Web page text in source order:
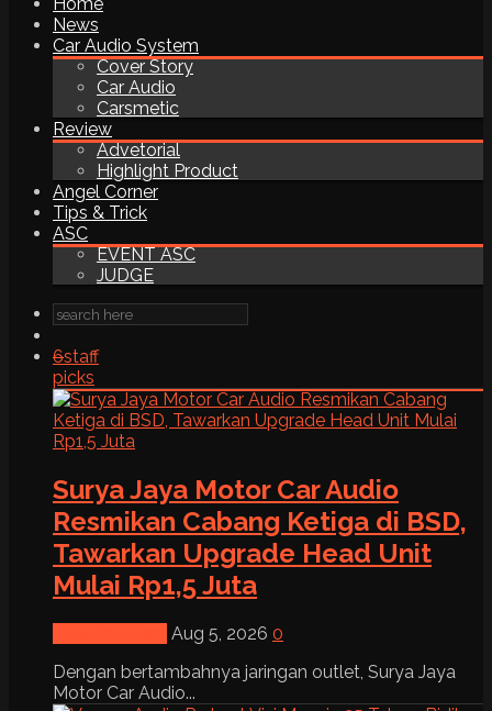
News
Car Audio System
Cover Story
Car Audio
Carsmetic
Review
Advetorial
Highlight Product
Angel Corner
Tips & Trick
ASC
EVENT ASC
JUDGE
6staff
picks
Surya Jaya Motor Car Audio
Resmikan Cabang Ketiga di BSD,
Tawarkan Upgrade Head Unit
Mulai Rp1,5 Juta
Aug 5, 2026 0
Dengan bertambahnya jaringan outlet, Surya Jaya
Motor Car Audio...